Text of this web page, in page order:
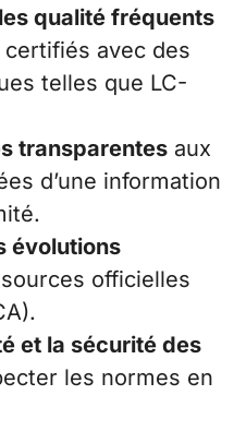
qualité fréquents
avec des
telles que LC-
transparentes aux
d’une information
évolutions
officielles
et la sécurité des
les normes en